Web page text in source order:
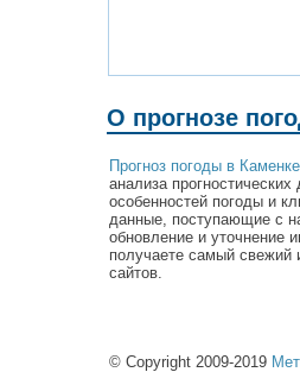
О прогнозе
Прогноз погоды в Каменке
анализа
особенностей погоды и
данные, поступающие с
обновление и уточнение
получаете самый свежий
сайтов.
© Copyright 2009-2019